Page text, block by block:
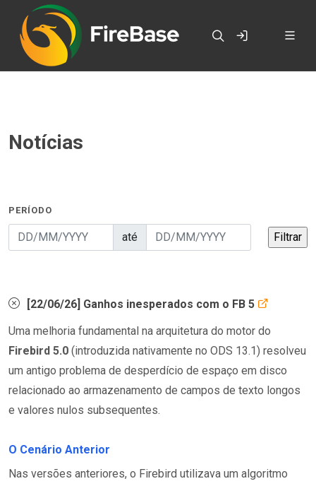
Notícias
PERÍODO
até
[22/06/26] Ganhos inesperados com o FB 5
Uma melhoria fundamental na arquitetura do motor do
Firebird 5.0 (introduzida nativamente no ODS 13.1) resolveu
um antigo problema de desperdício de espaço em disco
relacionado ao armazenamento de campos de texto longos
e valores nulos subsequentes.
O Cenário Anterior
Nas versões anteriores, o Firebird utilizava um algoritmo